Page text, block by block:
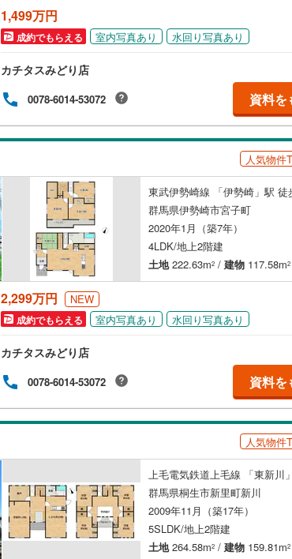
1,499万円
成約でもらえる 室内写真あり 水回り写真あり
カチタスみどり店
0078-6014-53072 資料を
人気物件
東武伊勢崎線 「伊勢崎」駅 徒
群馬県伊勢崎市宮子町
2020年1月（築7年）
4LDK/地上2階建
土地222.63m2 / 建物 117.58m2
2,299万円 NEW
成約でもらえる 室内写真あり 水回り写真あり
カチタスみどり店
0078-6014-53072 資料を
人気物件
上毛電気鉄道上毛線 「東新川
群馬県桐生市新里町新川
2009年11月（築17年）
5SLDK/地上2階建
土地264.58m2 / 建物 159.81m2
越美北線
氷見線(0) 高山本線
紀勢本線（JR西日本）
桜島線(0) 福知山線(
津山線(0)
宇野線 (0) 伯備線(0)
福塩線(0) 呉線
岩徳線(0)
小野田線(0) 美祢線(0)
舞鶴線(0) 因美線
片町線(0)
関西空港
おおさか東線(0) 本四備讃
予土線(0)
鳴門線(0) 徳島線(0)
土讃線(0 土讃線
鹿児島本線(0) 香椎線(0)
ウッドデッキあり
構造・規模・施工・品質・工法関連
耐震、免震、制震構造
（0）
住宅性
オンライン対応
オンライン内見(相談)可（0） IT重説可
オンライン対応とは？